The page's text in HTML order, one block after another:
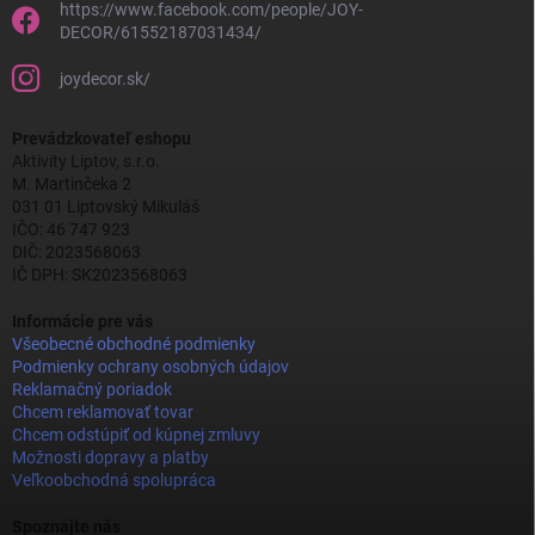
https://www.facebook.com/people/JOY-
DECOR/61552187031434/
joydecor.sk/
Prevádzkovateľ eshopu
Aktivity Liptov, s.r.o.
M. Martinčeka 2
031 01 Liptovský Mikuláš
IČO: 46 747 923
DIČ: 2023568063
IČ DPH: SK2023568063
Informácie pre vás
Všeobecné obchodné podmienky
Podmienky ochrany osobných údajov
Reklamačný poriadok
Chcem reklamovať tovar
Chcem odstúpiť od kúpnej zmluvy
Možnosti dopravy a platby
Veľkoobchodná spolupráca